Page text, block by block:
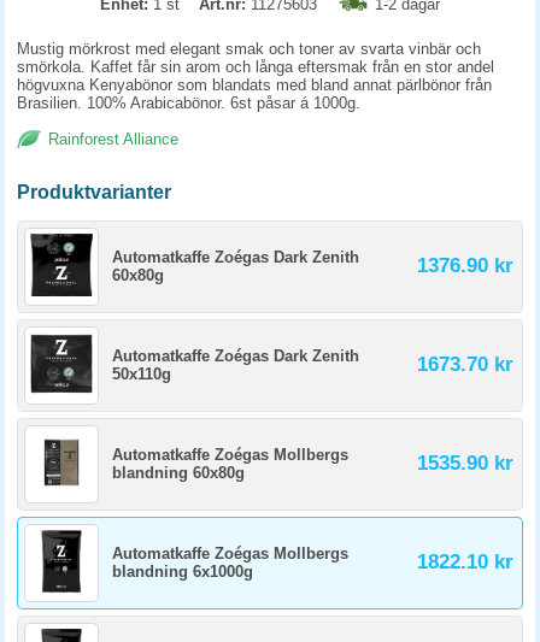
Enhet: 1 st Art.nr: 11275603 1-2 dagar
Mustig mörkrost med elegant smak och toner av svarta vinbär och
smörkola. Kaffet får sin arom och långa eftersmak från en stor andel
högvuxna Kenyabönor som blandats med bland annat pärlbönor från
Brasilien. 100% Arabicabönor. 6st påsar á 1000g.
Rainforest Alliance
Produktvarianter
Automatkaffe Zoégas Dark Zenith
60x80g
1376.90 kr
Automatkaffe Zoégas Dark Zenith
50x110g
1673.70 kr
Automatkaffe Zoégas Mollbergs
blandning 60x80g
1535.90 kr
Automatkaffe Zoégas Mollbergs
blandning 6x1000g
1822.10 kr